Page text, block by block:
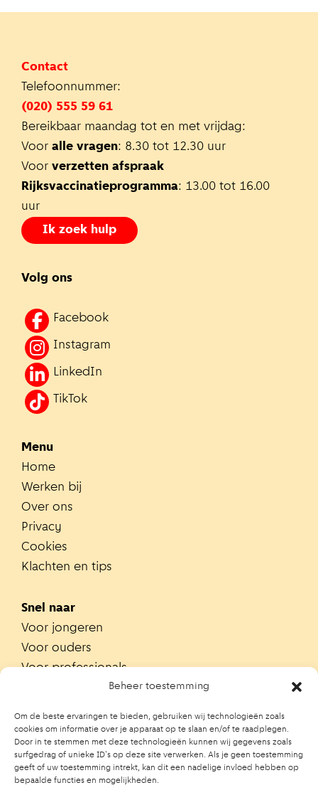
Beheer toestemming
Om de beste ervaringen te bieden, gebruiken wij technologieën zoals
cookies om informatie over je apparaat op te slaan en/of te raadplegen.
Door in te stemmen met deze technologieën kunnen wij gegevens zoals
surfgedrag of unieke ID's op deze site verwerken. Als je geen toestemming
geeft of uw toestemming intrekt, kan dit een nadelige invloed hebben op
bepaalde functies en mogelijkheden.
Contact
Telefoonnummer:
(020) 555 59 61
Bereikbaar maandag tot en met vrijdag:
Voor alle vragen: 8.30 tot 12.30 uur
Voor verzetten afspraak
Rijksvaccinatieprogramma: 13.00 tot 16.00
uur
Ik zoek hulp
Volg ons
Facebook
Instagram
LinkedIn
TikTok
Menu
Home
Werken bij
Over ons
Privacy
Cookies
Klachten en tips
Snel naar
Voor jongeren
Voor ouders
Voor professionals
Zoek contactpersoon op school
Trainingen
Ouderportaal JGZ